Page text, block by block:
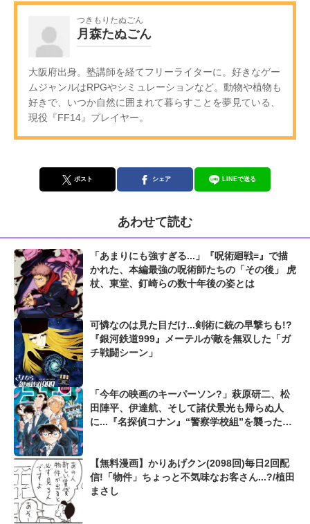
つきもりたぬごん
月森たぬごん
大阪府出身。塾講師を経てフリーライターに。好きなゲー
ムジャンルはRPGやシミュレーションなど。動物や植物も
好きで、いつか自然に囲まれて暮らすことを夢見ている、
現役『FF14』プレイヤー。
ポスト シェア LINEで送る
あわせて読む
「あまりにも強すぎる...」『呪術廻戦≡』で描
かれた、本編最強の呪術師たちの「その後」 虎
杖、東堂、釘崎らの数十年後の姿とは
可憐なのは見た目だけ...剣術に銃の早撃ちも!?
『銀河鉄道999』メーテルが敵を無双した「ガ
チ戦闘シーン」
「今年の映画のキーパーソン?」萩原研二、松
田陣平、伊達航、そして諸伏景光も帰らぬ人
に...『名探偵コナン』“警察学校組”を襲った悲
【無料漫画】かりあげクン(2098回)毎日2回配
信!「物件」ちょっと不気味なお客さん...?/植田
まさし